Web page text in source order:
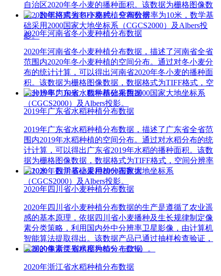
自治区2020年冬小麦的播种面积。该数据为栅格图像数
据，数据格式为TIFF格式，空间分辨率为10米，数学基
础采用2000国家大地坐标系（CGCS2000）及Albers投
影。
2020年河南省冬小麦种植分布数据
2020年河南省冬小麦种植分布数据，描述了河南省全省
范围内2020年冬小麦种植的空间分布。通过对冬小麦分
布的统计计算，可以得出河南省2020年冬小麦的播种面
积。该数据为栅格图像数据，数据格式为TIFF格式，空
间分辨率为10米，数学基础采用2000国家大地坐标系
（CGCS2000）及Albers投影。
2019年广东省水稻种植分布数据
2019年广东省水稻种植分布数据，描述了广东省全省范
围内2019年水稻种植的空间分布。通过对水稻分布的统
计计算，可以得出广东省2019年水稻的播种面积。该数
据为栅格图像数据，数据格式为TIFF格式，空间分辨率
为10米，数学基础采用2000国家大地坐标系
（CGCS2000）及Albers投影。
2020年四川省小麦种植分布数据
2020年四川省小麦种植分布数据的生产是遵循了农业遥
感的基本原理，依据四川省小麦播种及生长规律制定像
素分类策略，利用国内外中分辨率卫星影像，由计算机
智能算法提取得出。该数据产品已通过抽样检查验证，
数据的像素类别精度为85%（±2%）。
2020年浙江省水稻种植分布数据